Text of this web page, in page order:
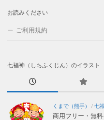
お読みください
ご利用規約
七福神（しちふくじん）のイラスト
くまで（熊手） / 七
商用フリー・無